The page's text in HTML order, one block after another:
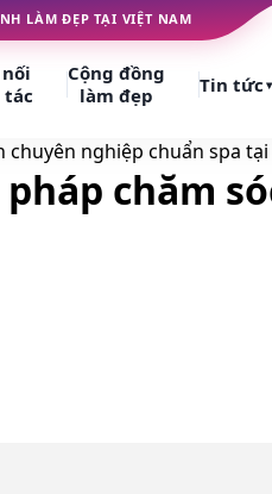
LÀM ĐẸP TẠI VIỆT NAM
tác
Cộng đồng
làm đẹp
Tin tức ▾
chuyên nghiệp chuẩn spa
chăm